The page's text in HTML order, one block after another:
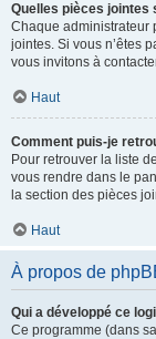
Quelles pièces jointes
Chaque administrateur
jointes. Si vous n’êtes
vous invitons à
Haut
Comment puis-je
Pour retrouver la liste
vous rendre dans le
la section des pièces
Haut
À propos de
Qui a développé ce
Ce programme (dans